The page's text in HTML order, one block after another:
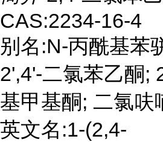
CAS:2234-16-4
别名:N-丙酰基苯
2',4'-二氯苯乙酮;
基甲基酮; 二氯呋
英文名:1-(2,4-